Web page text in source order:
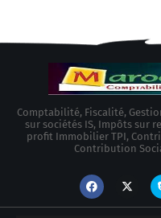
Comptabilité, Fiscalité,
sur sociétés IS, Impôts sur
profit Immobilier TPI,
Contribution